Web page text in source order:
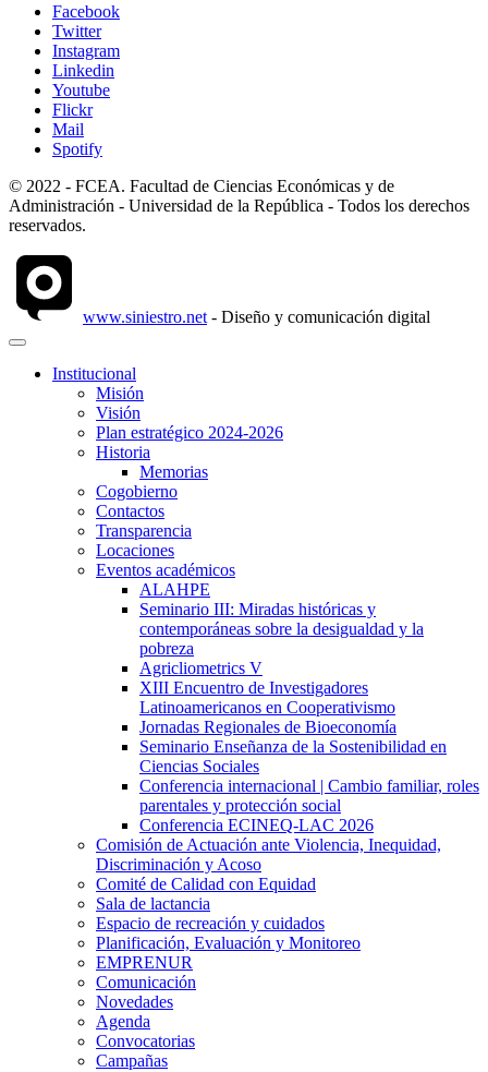
Facebook
Twitter
Instagram
Linkedin
Youtube
Flickr
Mail
Spotify
© 2022 - FCEA. Facultad de Ciencias Económicas y de
Administración - Universidad de la República - Todos los derechos
reservados.
www.siniestro.net - Diseño y comunicación digital
Institucional
Misión
Visión
Plan estratégico 2024-2026
Historia
Memorias
Cogobierno
Contactos
Transparencia
Locaciones
Eventos académicos
ALAHPE
Seminario III: Miradas históricas y
contemporáneas sobre la desigualdad y la
pobreza
Agricliometrics V
XIII Encuentro de Investigadores
Latinoamericanos en Cooperativismo
Jornadas Regionales de Bioeconomía
Seminario Enseñanza de la Sostenibilidad en
Ciencias Sociales
Conferencia internacional | Cambio familiar, roles
parentales y protección social
Conferencia ECINEQ-LAC 2026
Comisión de Actuación ante Violencia, Inequidad,
Discriminación y Acoso
Comité de Calidad con Equidad
Sala de lactancia
Espacio de recreación y cuidados
Planificación, Evaluación y Monitoreo
EMPRENUR
Comunicación
Novedades
Agenda
Convocatorias
Campañas